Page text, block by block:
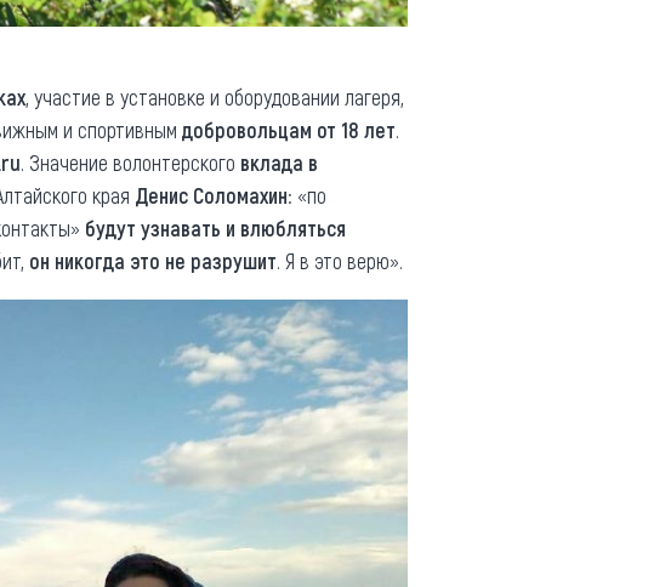
, участие в установке и оборудовании лагеря,
и спортивным добровольцам от 18 лет.
. Значение волонтерского вклада в
края Денис Соломахин: «по
будут узнавать и влюбляться
он никогда это не разрушит. Я в это верю».